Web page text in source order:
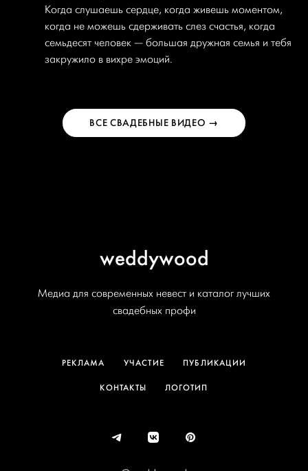
Когда слушаешь сердце, когда живешь моментом,
когда не можешь сдерживать слез счастья, когда
семьдесят человек — большая дружная семья и тебя
закружило в вихре эмоций.
ВСЕ СВАДЕБНЫЕ ВИДЕО →
weddywood
Медиа для современных невест и каталог лучших
свадебных профи
РЕКЛАМА УЧАСТИЕ ПУБЛИКАЦИИ
КОНТАКТЫ ЛОГОТИП